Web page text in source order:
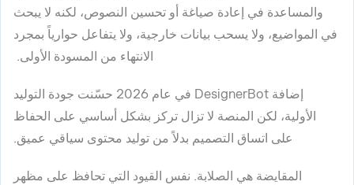
والمساعدة في إعادة صياغة أو تحسين النصوص، لكنه لا يبحث
في المواضيع، ولا يسحب بيانات خارجية، ولا يتفاعل حوارياً بمجرد
الانتهاء من المسودة الأولى.
إضافة DesignerBot في عام 2026 حسّنت جودة التوليد
الأولية، لكن المنصة لا تزال تركز بشكل أساسي على الحفاظ
على اتساق التصميم بدلاً من توليد محتوى سياقي عميق.
المقايضة هي الصلابة. نفس القيود التي تحافظ على مظهر